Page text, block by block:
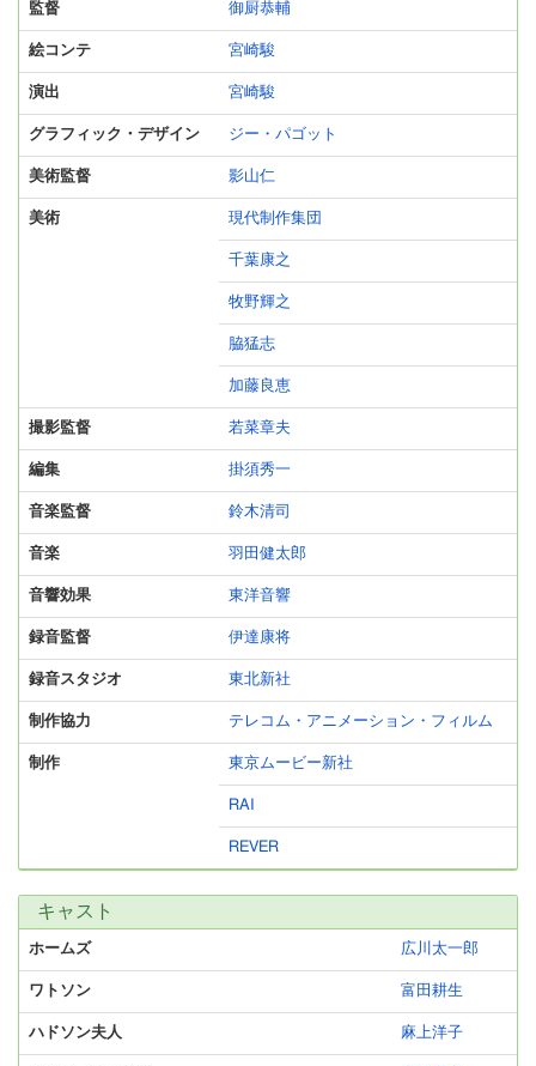
監督 御厨恭輔
絵コンテ 宮崎駿
演出 宮崎駿
グラフィック・デザイン ジー・パゴット
美術監督 影山仁
美術 現代制作集団
千葉康之
牧野輝之
脇猛志
加藤良恵
撮影監督 若菜章夫
編集 掛須秀一
音楽監督 鈴木清司
音楽 羽田健太郎
音響効果 東洋音響
録音監督 伊達康将
録音スタジオ 東北新社
制作協力 テレコム・アニメーション・フィルム
制作 東京ムービー新社
RAI
REVER
キャスト
ホームズ 広川太一郎
ワトソン 富田耕生
ハドソン夫人 麻上洋子